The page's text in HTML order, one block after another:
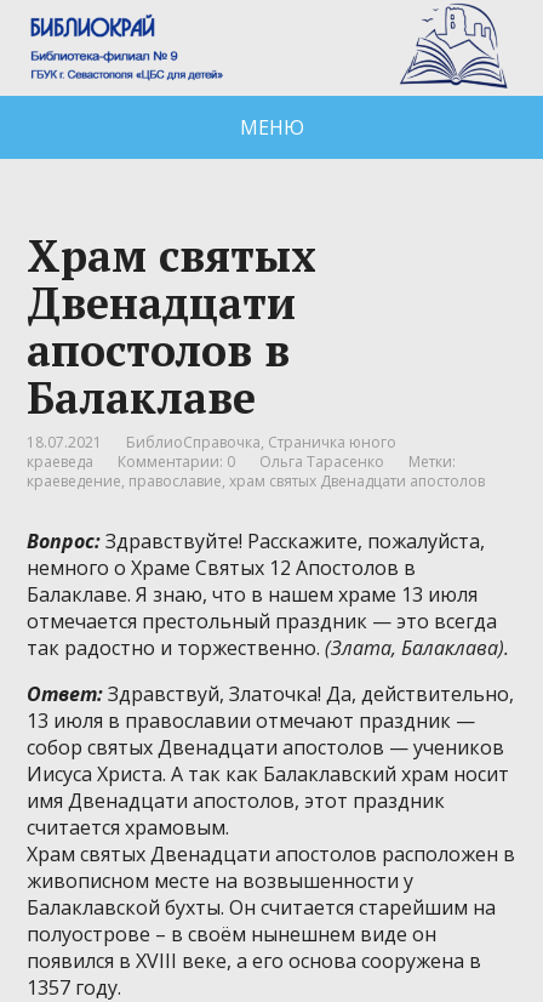
МЕНЮ
Храм святых
Двенадцати
апостолов в
Балаклаве
18.07.2021 БиблиоСправочка, Страничка юного
краеведа
Комментарии: 0 Ольга Тарасенко
Метки:
краеведение, православие,храм святых Двенадцати апостолов
Вопрос:Здравствуйте! Расскажите, пожалуйста,
немного о Храме Святых 12 Апостолов в
Балаклаве. Я знаю, что в нашем храме 13 июля
отмечается престольный праздник — это всегда
так радостно и торжественно.(Злата, Балаклава).
Ответ:Здравствуй, Златочка! Да, действительно,
13 июля в православии отмечают праздник —
собор святых Двенадцати апостолов — учеников
Иисуса Христа. А так как Балаклавский храм носит
имя Двенадцати апостолов, этот праздник
считается храмовым.
Храм святых Двенадцати апостолов расположен в
живописном месте на возвышенности у
Балаклавской бухты. Он считается старейшим на
полуострове – в своём нынешнем виде он
появился в XVIII веке, а его основа сооружена в
1357 году.